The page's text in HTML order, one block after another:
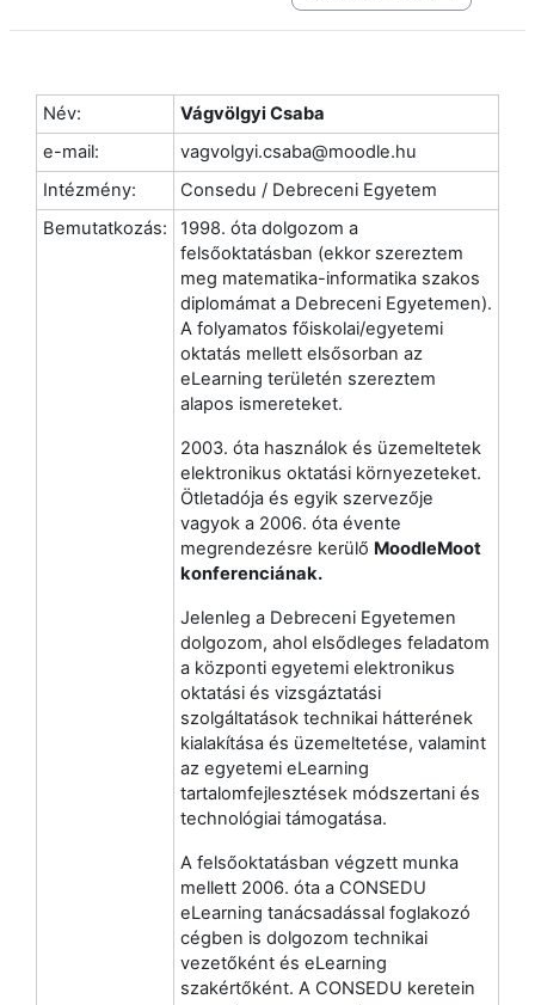
Név:
Vágvölgyi Csaba
e-mail:
vagvolgyi.csaba@moodle.hu
Intézmény:
Consedu / Debreceni Egyetem
Bemutatkozás:
1998. óta dolgozom a
felsőoktatásban (ekkor szereztem
meg matematika-informatika szakos
diplomámat a Debreceni Egyetemen).
A folyamatos főiskolai/egyetemi
oktatás mellett elsősorban az
eLearning területén szereztem
alapos ismereteket.
2003. óta használok és üzemeltetek
elektronikus oktatási környezeteket.
Ötletadója és egyik szervezője
vagyok a 2006. óta évente
megrendezésre kerülő MoodleMoot
konferenciának.
Jelenleg a Debreceni Egyetemen
dolgozom, ahol elsődleges feladatom
a központi egyetemi elektronikus
oktatási és vizsgáztatási
szolgáltatások technikai hátterének
kialakítása és üzemeltetése, valamint
az egyetemi eLearning
tartalomfejlesztések módszertani és
technológiai támogatása.
A felsőoktatásban végzett munka
mellett 2006. óta a CONSEDU
eLearning tanácsadással foglakozó
cégben is dolgozom technikai
vezetőként és eLearning
szakértőként. A CONSEDU keretein